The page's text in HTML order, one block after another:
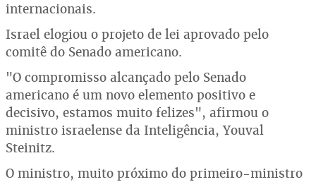
internacionais.
Israel elogiou o projeto de lei aprovado pelo
comitê do Senado americano.
"O compromisso alcançado pelo Senado
americano é um novo elemento positivo e
decisivo, estamos muito felizes", afirmou o
ministro israelense da Inteligência, Youval
Steinitz.
O ministro, muito próximo do primeiro-ministro